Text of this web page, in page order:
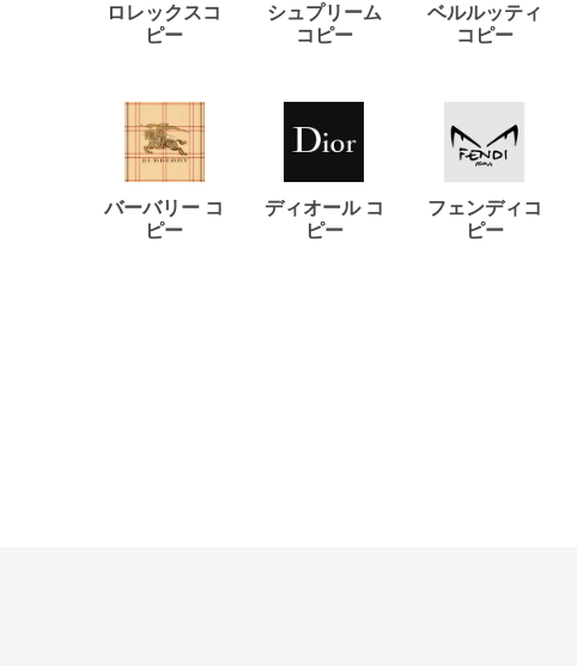
ロレックスコ
ピー
シュプリーム
コピー
ベルルッティ
コピー
バーバリー コ
ピー
ディオール コ
ピー
フェンディコ
ピー